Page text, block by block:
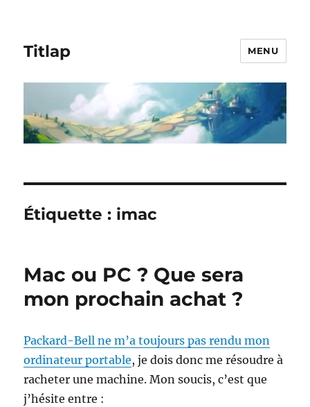
Titlap MENU
Étiquette : imac
Mac ou PC ? Que sera
mon prochain achat ?
Packard-Bell ne m’a toujours pas rendu mon
ordinateur portable, je dois donc me résoudre à
racheter une machine. Mon soucis, c’est que
j’hésite entre :